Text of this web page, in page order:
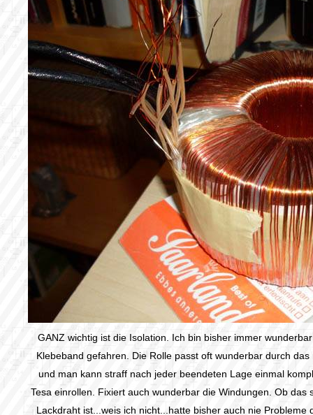
GANZ wichtig ist die Isolation. Ich bin bisher immer
Klebeband gefahren. Die Rolle passt oft wunderbar durch das
und man kann straff nach jeder beendeten Lage einmal
Tesa einrollen. Fixiert auch wunderbar die Windungen. Ob das
Lackdraht ist...weis ich nicht...hatte bisher auch nie Probleme